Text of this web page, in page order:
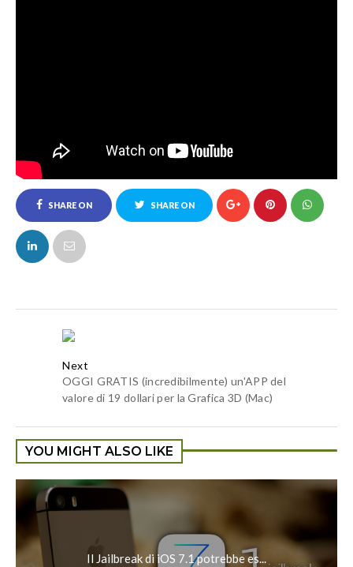
SHARE ON
FACEBOOK
SHARE ON
Next
OGGI GRATIS (incredibilmente) un'APP del
valore di 19 dollari per la Grafica 3D (Mac)
YOU MIGHT ALSO LIKE
Il Jailbreak di iOS 7.1 potrebbe es...